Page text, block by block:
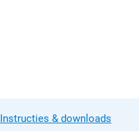
Instructies & downloads